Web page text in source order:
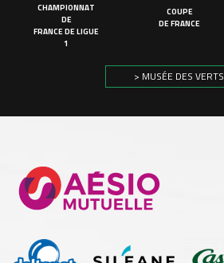
CHAMPIONNAT
DE
FRANCE DE LIGUE
1
COUPE
DE FRANCE
> MUSÉE DES VERTS